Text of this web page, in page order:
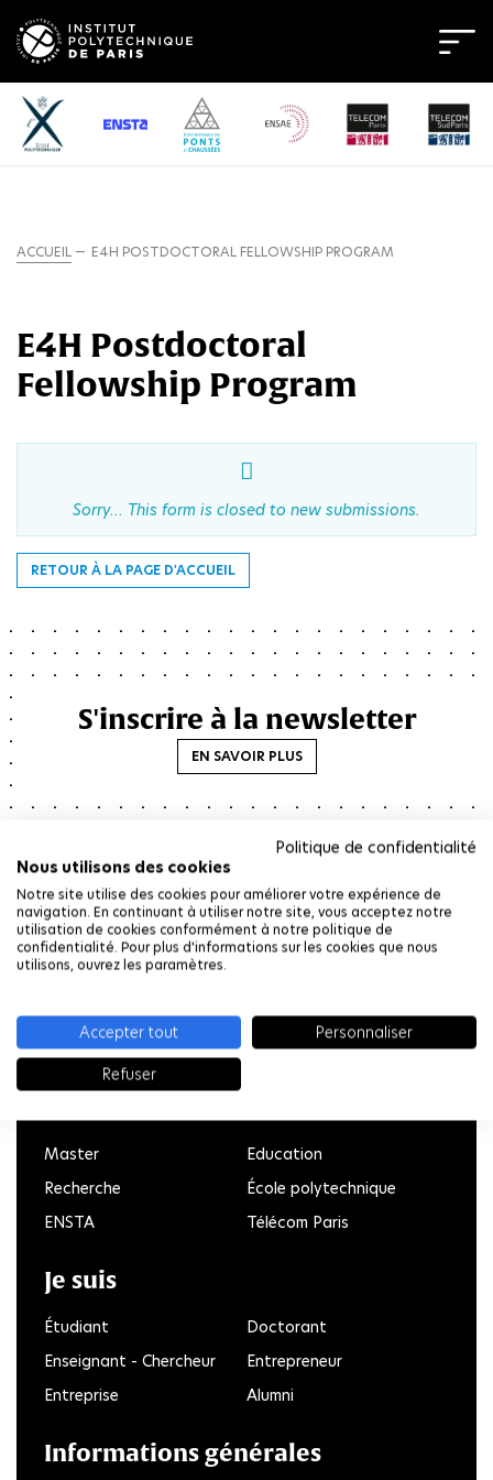
Politique de confidentialité
Nous utilisons des cookies
Notre site utilise des cookies pour améliorer votre expérience de
navigation. En continuant à utiliser notre site, vous acceptez notre
utilisation de cookies conformément à notre politique de
confidentialité. Pour plus d'informations sur les cookies que nous
utilisons, ouvrez les paramètres.
Accepter tout
Personnaliser
Refuser
ACCUEIL E4H POSTDOCTORAL FELLOWSHIP PROGRAM
E4H Postdoctoral
Fellowship Program
Message
d'état
Sorry… This form is closed to new submissions.
RETOUR À LA PAGE D'ACCUEIL
S'inscrire à la newsletter
EN SAVOIR PLUS
LinkedIn
TwitterFacebook
Master
Education
Recherche
École polytechnique
ENSTA
Télécom Paris
Je suis
Étudiant
Doctorant
Enseignant - Chercheur
Entrepreneur
Entreprise
Alumni
Informations générales